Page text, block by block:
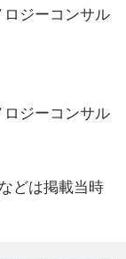
ジーコンサル
ジーコンサル
どは掲載当時